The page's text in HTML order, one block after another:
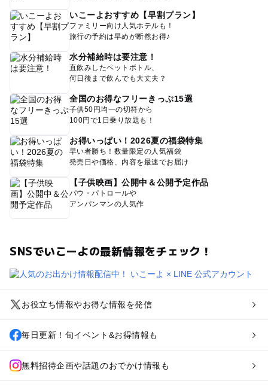
いこーよおすすめ【早割プラン】
ファミリー向け人気ホテルも！
旅行の予約は早めが断然お得♪
水分補給時は要注意！
直飲みしたペットボトル、
何日後まで飲んでも大丈夫？
全国のお得なフリーきっぷ15選
子供50円均一の切符から
100円で1日乗り放題も！
お得いっぱい！2026夏の福袋特集
早い者勝ち！数量限定の人気福袋
発売日や価格、内容を最速でお届け
【子供映画】公開中＆公開予定作品
パウ・パトロールや
アンパンマンの人気作
SNSでいこーよの最新情報をチェック！
お役立ち情報やお得な情報を発信
毎日更新！旬イベント&お得情報も
無料招待企画や話題のおでかけ情報も